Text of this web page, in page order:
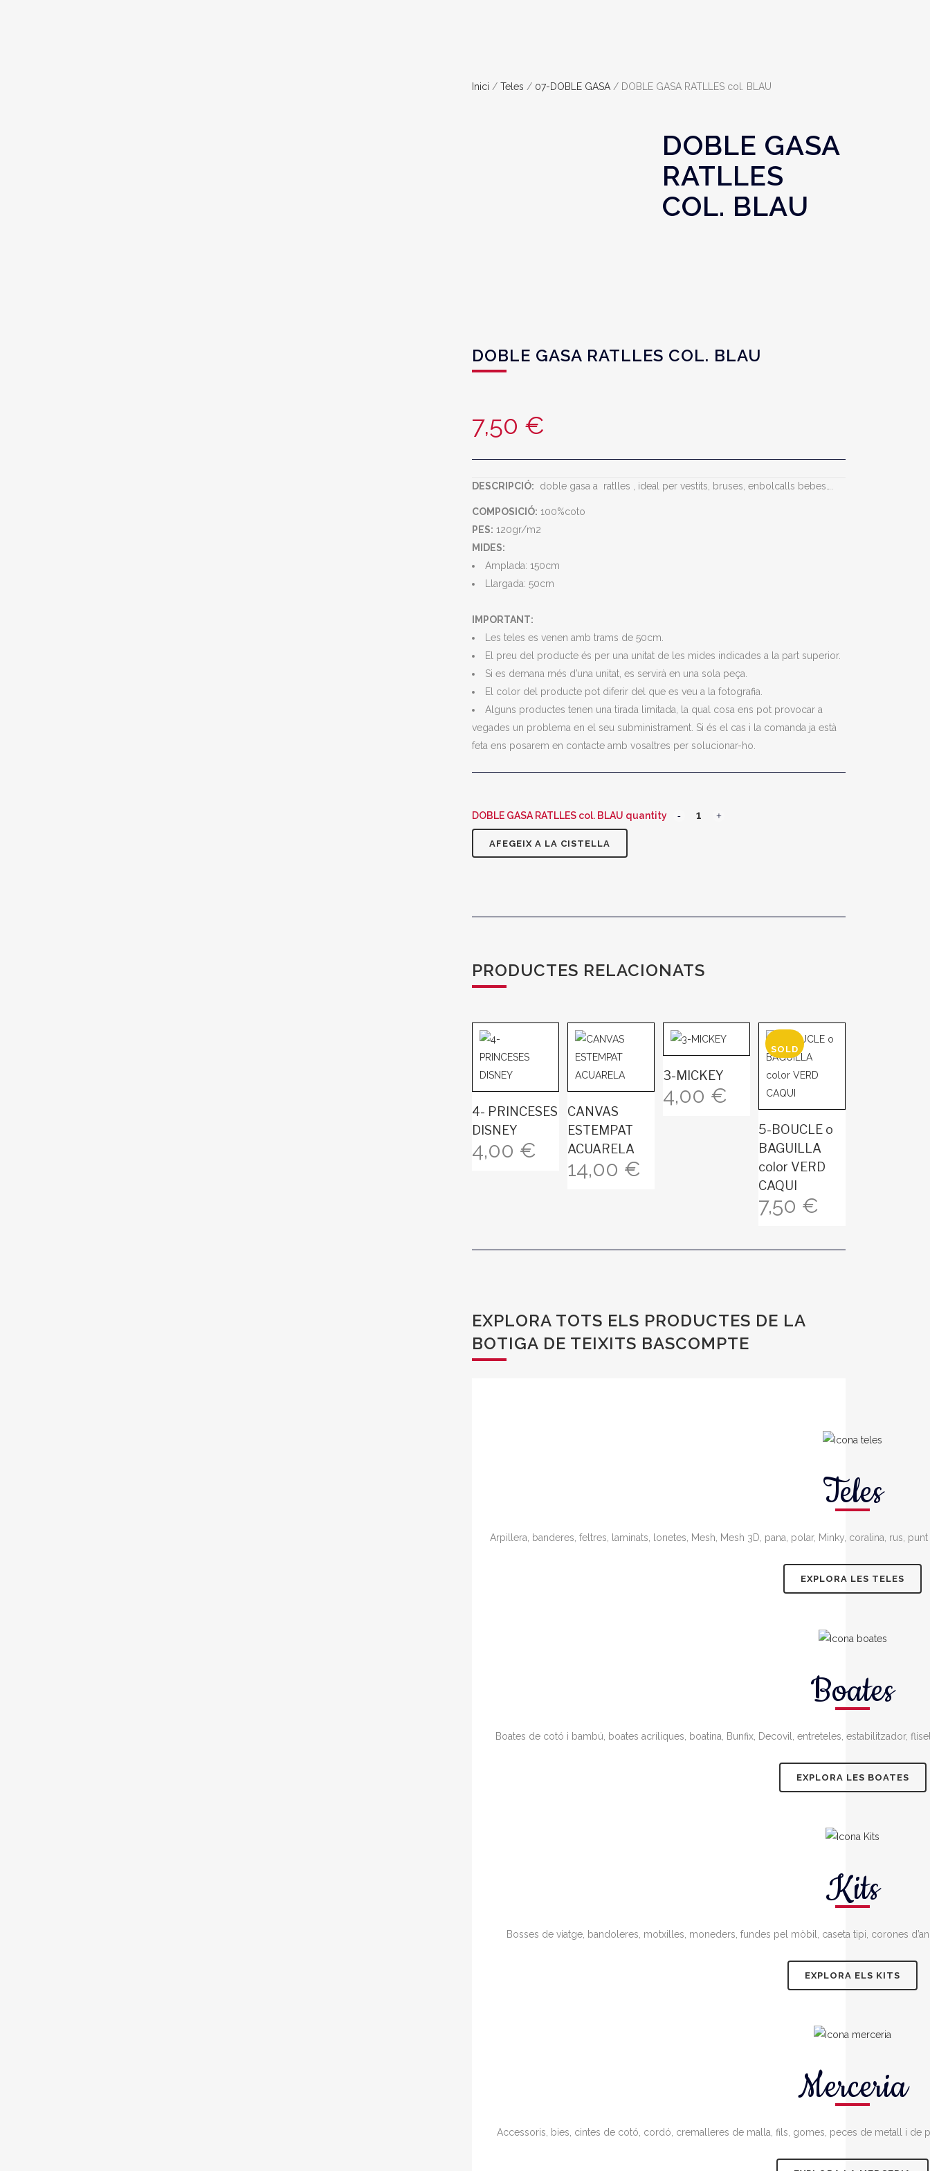
Inici / Teles / 07-DOBLE GASA / DOBLE GASA RATLLES col. BLAU
DOBLE GASA
RATLLES
COL. BLAU
DOBLE GASA RATLLES COL. BLAU
7,50 €
DESCRIPCIÓ: doble gasa a ratlles , ideal per vestits, bruses, enbolcalls bebes….
COMPOSICIÓ: 100%coto
PES: 120gr/m2
MIDES:
Amplada: 150cm
Llargada: 50cm
IMPORTANT:
Les teles es venen amb trams de 50cm.
El preu del producte és per una unitat de les mides indicades a la part superior.
Si es demana més d’una unitat, es servirà en una sola peça.
El color del producte pot diferir del que es veu a la fotografia.
Alguns productes tenen una tirada limitada, la qual cosa ens pot provocar a
vegades un problema en el seu subministrament. Si és el cas i la comanda ja està
feta ens posarem en contacte amb vosaltres per solucionar-ho.
DOBLE GASA RATLLES col. BLAU quantity
AFEGEIX A LA CISTELLA
PRODUCTES RELACIONATS
4- PRINCESES
DISNEY
4,00 €
CANVAS
ESTEMPAT
ACUARELA
14,00 €
3-MICKEY
4,00 €
5-BOUCLE o
BAGUILLA
color VERD
CAQUI
7,50 €
EXPLORA TOTS ELS PRODUCTES DE LA
BOTIGA DE TEIXITS BASCOMPTE
Teles
Arpillera, banderes, feltres, laminats, lonetes, Mesh, Mesh 3D, pana, polar, Minky, coralina, rus,
EXPLORA LES TELES
Boates
Boates de cotó i bambú, boates acríliques, boatina, Bunfix, Decovil, entreteles, estabilitzador,
EXPLORA LES BOATES
Kits
Bosses de viatge, bandoleres, motxilles, moneders, fundes pel mòbil, caseta tipi, corones
EXPLORA ELS KITS
Merceria
Accessoris, bies, cintes de cotó, cordó, cremalleres de malla, fils, gomes, peces de metall i de